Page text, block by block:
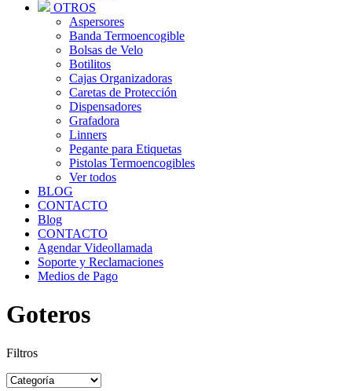
OTROS
Aspersores
Banda Termoencogible
Bolsas de Velo
Botilitos
Cajas Organizadoras
Caretas de Protección
Dispensadores
Grafadora
Linners
Pegante para Etiquetas
Pistolas Termoencogibles
Ver todos
BLOG
CONTACTO
Blog
CONTACTO
Agendar Videollamada
Soporte y Reclamaciones
Medios de Pago
Goteros
Filtros